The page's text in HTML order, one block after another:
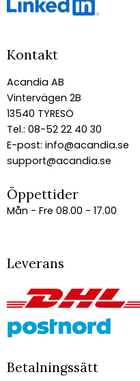
Kontakt
Acandia AB
Vintervägen 2B
13540 TYRESÖ
Tel.: 08-52 22 40 30
E-post: info@acandia.se
support@acandia.se
Öppettider
Mån - Fre 08.00 - 17.00
Leverans
Betalningssätt